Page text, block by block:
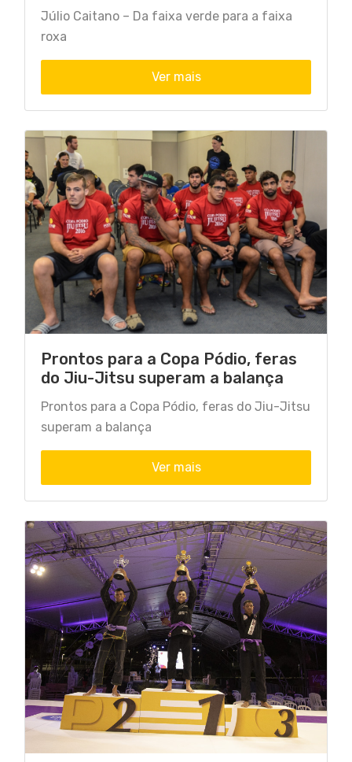
Júlio Caitano – Da faixa verde para a faixa
roxa
Ver mais
Prontos para a Copa Pódio, feras
do Jiu-Jitsu superam a balança
Prontos para a Copa Pódio, feras do Jiu-Jitsu
superam a balança
Ver mais